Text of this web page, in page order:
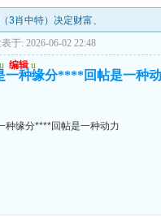
3肖中特）决定财富、
于: 2026-06-02 22:48
u 编辑 u
一种缘分****回帖是一种
种缘分****回帖是一种动力